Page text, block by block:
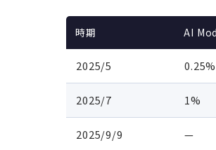
時期 AI
2025/5 0.25%
2025/7 1%
2025/9/9 —